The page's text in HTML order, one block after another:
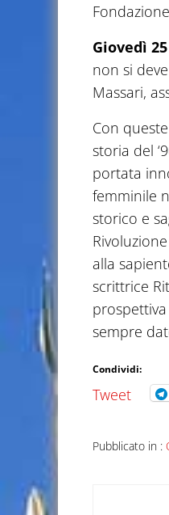
Giovedì
non si
Massari,
Con
storia del
portata
femminile
storico e
alla
scrittrice
sempre
Condividi:
Tweet
Pubblicato in :